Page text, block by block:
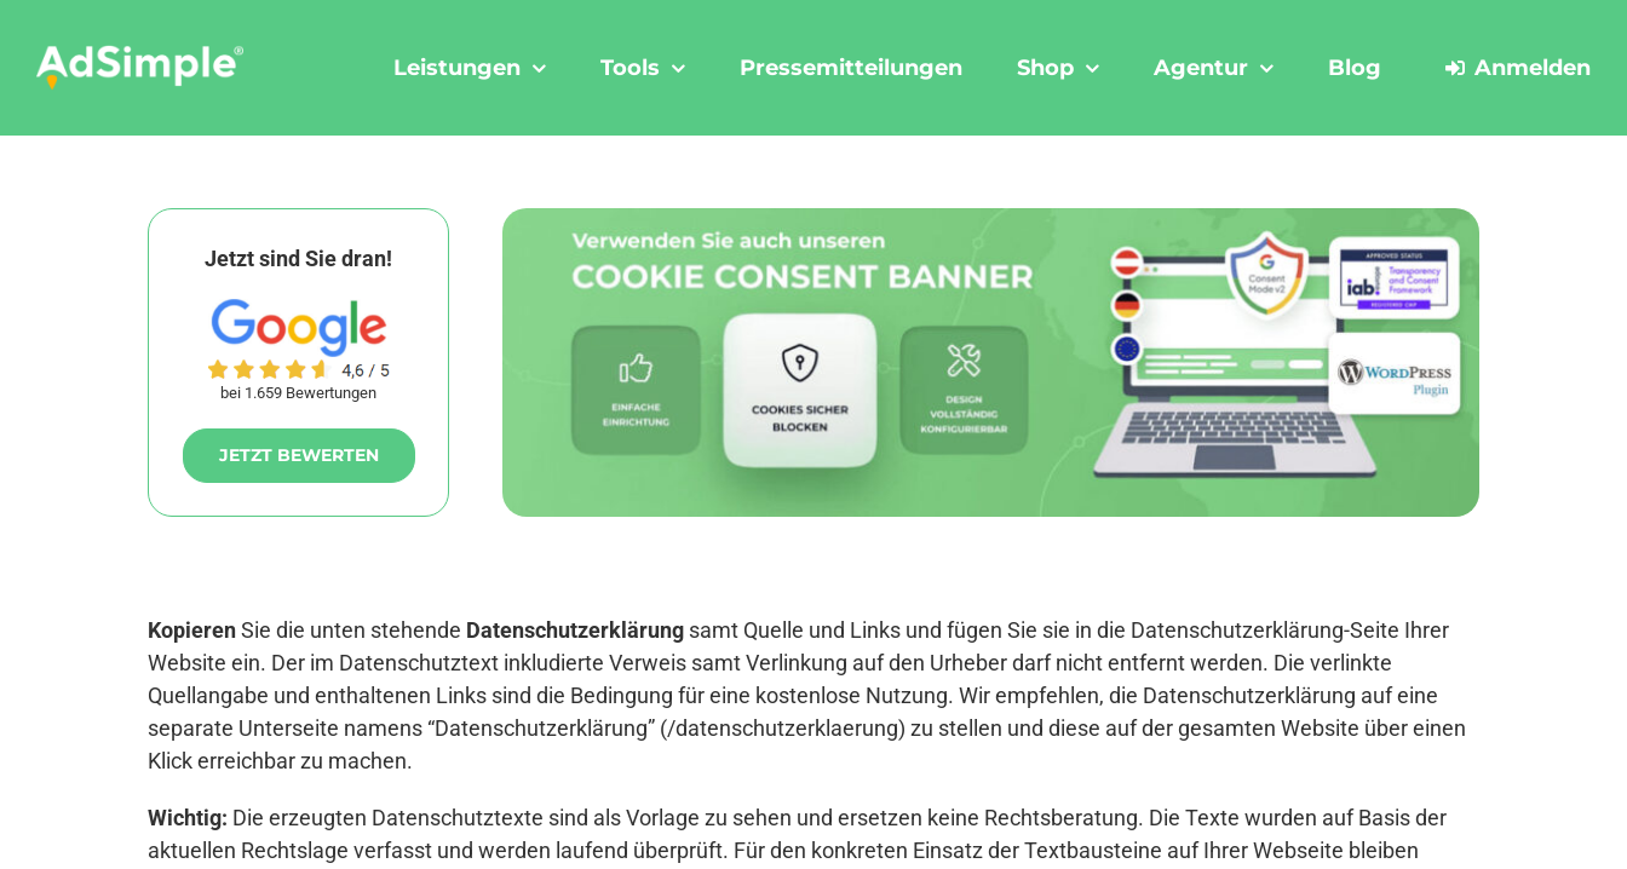
content
Leistungen Tools Pressemitteilungen Shop Agentur Blog Anmelden
Jetzt sind Sie dran!
bei 1.659 Bewertungen
JETZT BEWERTEN
KopierenSie die unten stehende Datenschutzerklärung samt Quelle und Links und fügen Sie sie in die Datenschutzerklärung-Seite Ihrer
Website ein. Der im Datenschutztext inkludierte Verweis samt Verlinkung auf den Urheber darf nicht entfernt werden. Die verlinkte
Quellangabe und enthaltenen Links sind die Bedingung für eine kostenlose Nutzung. Wir empfehlen, die Datenschutzerklärung auf eine
separate Unterseite namens “Datenschutzerklärung” (/datenschutzerklaerung) zu stellen und diese auf der gesamten Website über einen
Klick erreichbar zu machen.
Wichtig: Die erzeugten Datenschutztexte sind als Vorlage zu sehen und ersetzen keine Rechtsberatung. Die Texte wurden auf Basis der
aktuellen Rechtslage verfasst und werden laufend überprüft. Für den konkreten Einsatz der Textbausteine auf Ihrer Webseite bleiben